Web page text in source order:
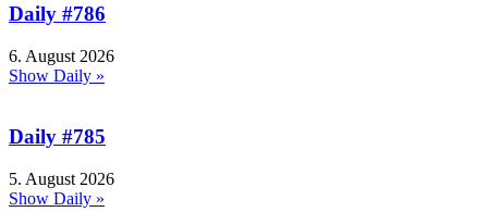
Daily #786
6. August 2026
Show Daily »
Daily #785
5. August 2026
Show Daily »